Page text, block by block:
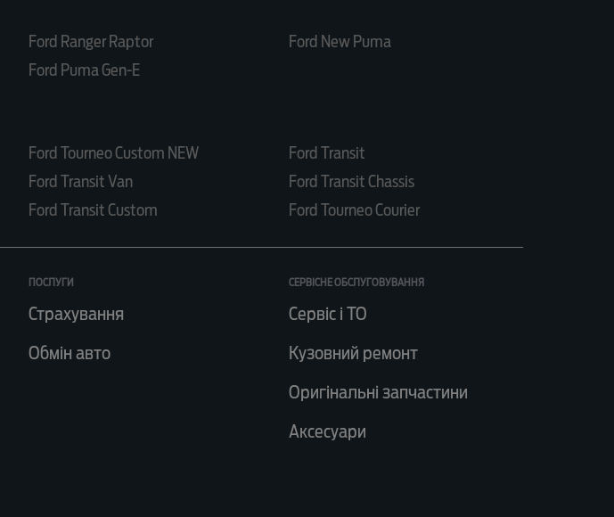
Ford Ranger Raptor
Ford New Puma
Ford Puma Gen-E
Ford Tourneo Custom NEW
Ford Transit
Ford Transit Van
Ford Transit Chassis
Ford Transit Custom Ford Tourneo Courier
ПОСЛУГИ
Страхування
Обмін авто
СЕРВІСНЕ ОБСЛУГОВУВАННЯ
Сервіс і ТО
Кузовний ремонт
Оригінальні запчастини
Аксесуари